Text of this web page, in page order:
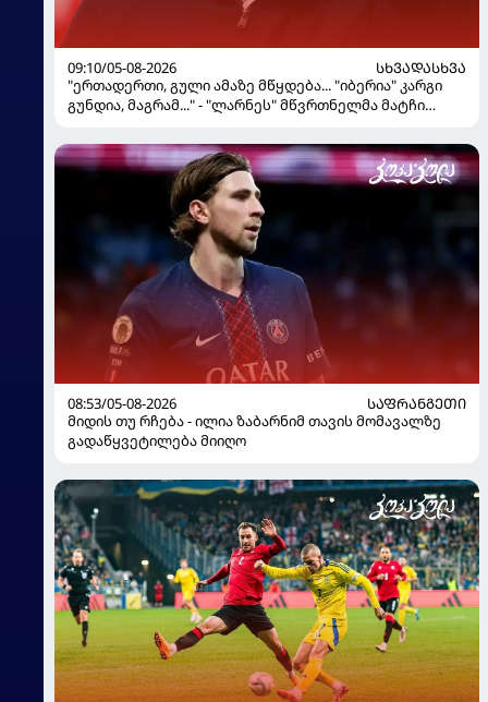
09:10/05-08-2026
ᲡᲮᲕᲐᲓᲐᲡᲮᲕᲐ
"ერთადერთი, გული ამაზე მწყდება... "იბერია" კარგი
გუნდია, მაგრამ..." - "ლარნეს" მწვრთნელმა მატჩი
მოჰყავს
08:53/05-08-2026
ᲡᲐᲤᲠᲐᲜᲒᲔᲗᲘ
მიდის თუ რჩება - ილია ზაბარნიმ თავის მომავალზე
გადაწყვეტილება მიიღო